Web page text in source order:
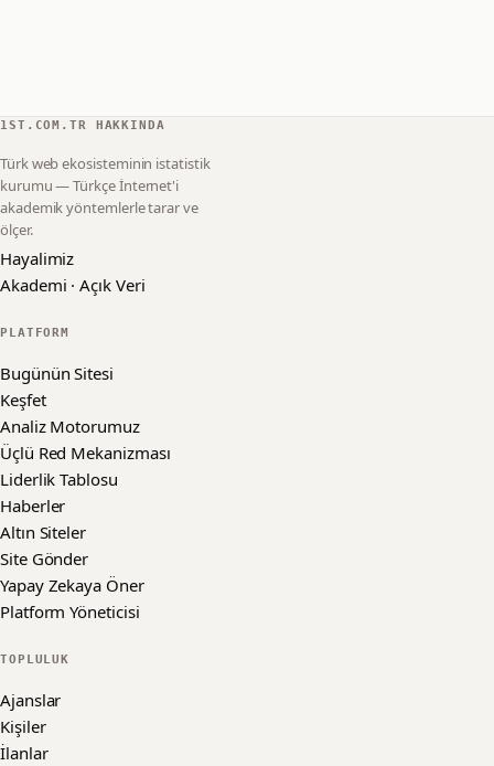
1ST.COM.TR HAKKINDA
Türk web ekosisteminin istatistik
kurumu — Türkçe İnternet'i
akademik yöntemlerle tarar ve
ölçer.
Hayalimiz
Akademi · Açık Veri
PLATFORM
Bugünün Sitesi
Keşfet
Analiz Motorumuz
Üçlü Red Mekanizması
Liderlik Tablosu
Haberler
Altın Siteler
Site Gönder
Yapay Zekaya Öner
Platform Yöneticisi
TOPLULUK
Ajanslar
Kişiler
İlanlar